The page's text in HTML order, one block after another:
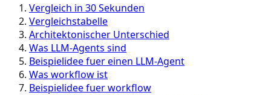
Vergleich in 30 Sekunden
Vergleichstabelle
Architektonischer Unterschied
Was LLM-Agents sind
Beispielidee fuer einen LLM-Agent
Was workflow ist
Beispielidee fuer workflow